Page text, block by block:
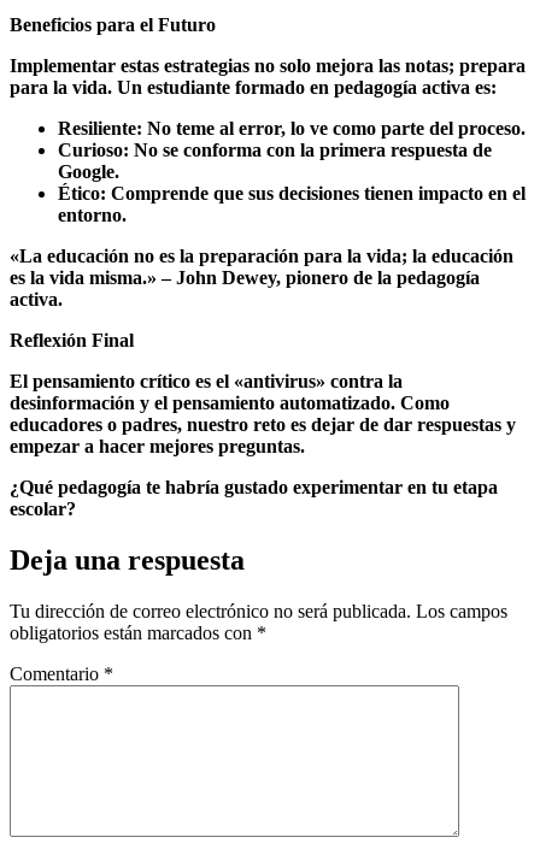
Beneficios para el Futuro
Implementar estas estrategias no solo mejora las notas; prepara
para la vida. Un estudiante formado en pedagogía activa es:
Resiliente: No teme al error, lo ve como parte del proceso.
Curioso: No se conforma con la primera respuesta de
Google.
Ético: Comprende que sus decisiones tienen impacto en el
entorno.
«La educación no es la preparación para la vida; la educación
es la vida misma.» – John Dewey, pionero de la pedagogía
activa.
Reflexión Final
El pensamiento crítico es el «antivirus» contra la
desinformación y el pensamiento automatizado. Como
educadores o padres, nuestro reto es dejar de dar respuestas y
empezar a hacer mejores preguntas.
¿Qué pedagogía te habría gustado experimentar en tu etapa
escolar?
Deja una respuesta
Tu dirección de correo electrónico no será publicada. Los campos
obligatorios están marcados con *
Comentario *